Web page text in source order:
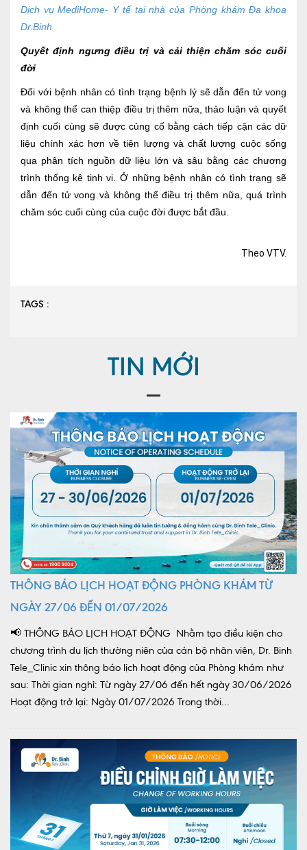
Dịch vụ MediHome- Y tế tại nhà của Phòng khám Đa khoa
Dr.Binh
Quyết định ngưng điều trị và cải thiện chăm sóc cuối
đời
Đối với bệnh nhân có tình trạng bệnh lý sẽ dẫn đến tử vong
và không thể can thiệp điều trị thêm nữa, thảo luận và quyết
định cuối cùng sẽ được củng cố bằng cách tiếp cận các dữ
liệu chính xác hơn về tiên lượng và chất lượng cuộc sống
qua phân tích nguồn dữ liệu lớn và sâu bằng các chương
trình thống kê tinh vi. Ở những bệnh nhân có tình trạng sẽ
dẫn đến tử vong và không thể điều trị thêm nữa, quá trình
chăm sóc cuối cùng của cuộc đời được bắt đầu.
Theo VTV.
TAGS :
TIN MỚI
THÔNG BÁO LỊCH HOẠT ĐỘNG PHÒNG KHÁM TỪ
NGÀY 27/06 ĐẾN 01/07/2026
📢 THÔNG BÁO LỊCH HOẠT ĐỘNG Nhằm tạo điều kiện cho
chương trình du lịch thường niên của cán bộ nhân viên, Dr. Binh
Tele_Clinic xin thông báo lịch hoạt động của Phòng khám như
sau: Thời gian nghỉ: Từ ngày 27/06 đến hết ngày 30/06/2026
Hoạt động trở lại: Ngày 01/07/2026 Trong thời...